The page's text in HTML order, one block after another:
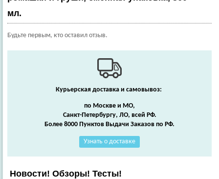
мл.
Будьте первым, кто оставил отзыв.
Курьерская доставка и самовывоз:
по Москве и МО,
Санкт-Петербургу, ЛО, всей РФ.
Более 8000 Пунктов Выдачи Заказов по РФ.
Узнать о доставке
Новости! Обзоры! Тесты!